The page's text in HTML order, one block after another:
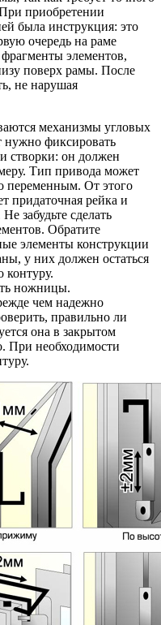
приобретении
была инструкция: это
очередь на раме
элементов,
поверх рамы. После
не нарушая
механизмы угловых
нужно фиксировать
створки: он должен
Тип привода может
переменным. От этого
придаточная рейка и
забудьте сделать
Обратите
элементы конструкции
у них должен остаться
контуру.
ножницы.
чем надежно
правильно ли
она в закрытом
При необходимости